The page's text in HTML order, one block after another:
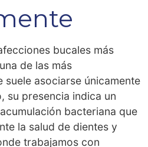
bucales más
de las más
asociarse únicamente
su presencia indica un
bacteriana que
la salud de dientes y
trabajamos con